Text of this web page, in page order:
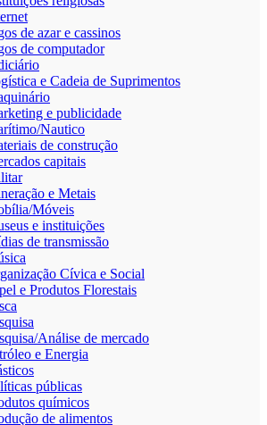
de azar e cassinos
de computador
e Cadeia de Suprimentos
e publicidade
Nautico
de construção
capitais
e Metais
Móveis
e instituições
de transmissão
Cívica e Social
e Produtos Florestais
Análise de mercado
e Energia
públicas
químicos
de alimentos